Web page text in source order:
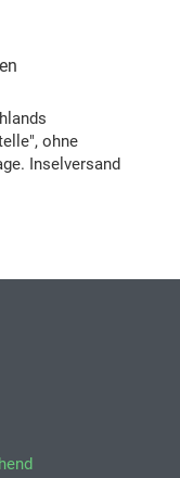
ohne
Inselversand